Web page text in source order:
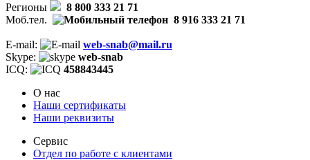
Регионы
8 800 333 21 71
Моб.тел.
8 916 333 21 71
E-mail:
web-snab@mail.ru
Skype:
web-snab
ICQ:
458843445
О нас
Наши сертификаты
Наши реквизиты
Сервис
Отдел по работе с клиентами